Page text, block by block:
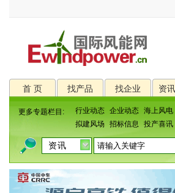
首 页 找产品 找企业 资
更多专题栏目: 行业动态 企业动态 海上风电
拟建风场
招标信息 投产喜讯